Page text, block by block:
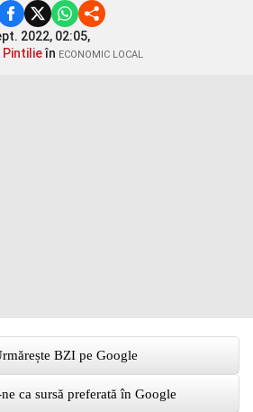
2022, 02:05,
Pintilieîn ECONOMIC LOCAL
BZI pe Google
ca sursă preferată în Google